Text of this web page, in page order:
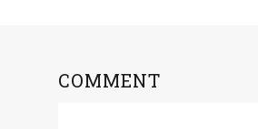
COMMENT